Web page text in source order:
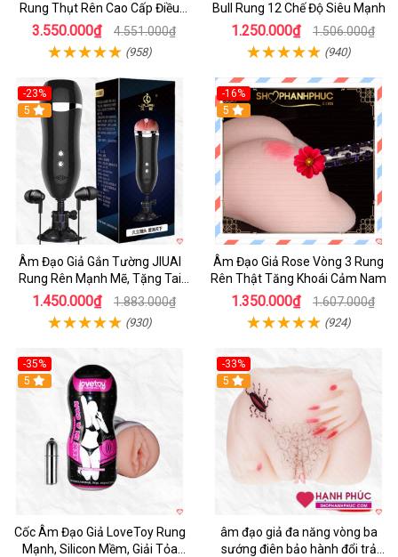
Rung Thụt Rên Cao Cấp Điều
Khiển App
3.550.000₫ 4.551.000₫
(958)
Bull Rung 12 Chế Độ Siêu Mạnh
1.250.000₫ 1.506.000₫
(940)
-23%
5
Âm Đạo Giả Gắn Tường JIUAI
Rung Rên Mạnh Mẽ, Tặng Tai
Nghe
1.450.000₫ 1.883.000₫
(930)
-16%
5
Âm Đạo Giả Rose Vòng 3 Rung
Rên Thật Tăng Khoái Cảm Nam
1.350.000₫ 1.607.000₫
(924)
-35%
5
Cốc Âm Đạo Giả LoveToy Rung
Mạnh, Silicon Mềm, Giải Tỏa
-33%
5
âm đạo giả đa năng vòng ba
sướng điên bảo hành đổi trả